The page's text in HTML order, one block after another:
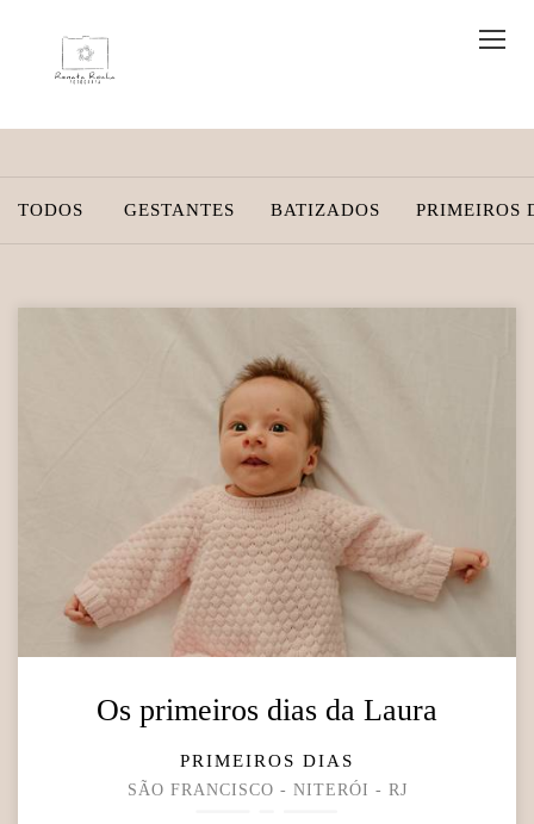
TODOS GESTANTES BATIZADOS PRIMEIROS
Os primeiros dias da Laura
PRIMEIROS DIAS
SÃO FRANCISCO - NITERÓI - RJ